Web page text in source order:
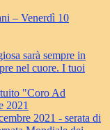
– Venerdì 10
sarà sempre in
nel cuore. I tuoi
"Coro Ad
2021
2021 - serata di